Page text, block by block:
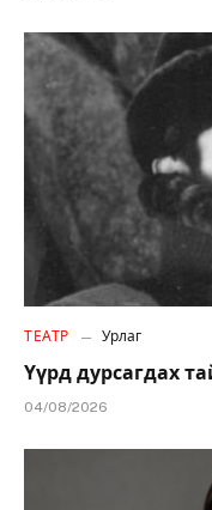
ТЕАТР Урлаг
Үүрд дурсагдах
04/08/2026